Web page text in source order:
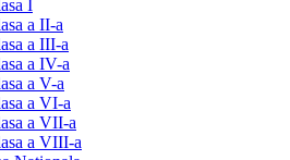
I
a II-a
a III-a
a IV-a
a V-a
a VI-a
a VII-a
a VIII-a